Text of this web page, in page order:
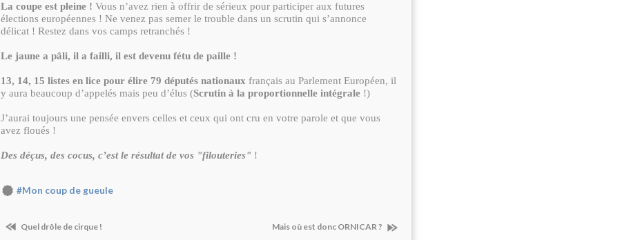
La coupe est pleine ! Vous n’avez rien à offrir de sérieux pour participer aux futures
élections européennes ! Ne venez pas semer le trouble dans un scrutin qui s’annonce
délicat ! Restez dans vos camps retranchés !
Le jaune a pâli, il a failli, il est devenu fétu de paille !
13, 14, 15 listes en lice pour élire 79 députés nationaux français au Parlement Européen, il
y aura beaucoup d’appelés mais peu d’élus (Scrutin à la proportionnelle intégrale !)
J’aurai toujours une pensée envers celles et ceux qui ont cru en votre parole et que vous
avez floués !
Des déçus, des cocus, c’est le résultat de vos "filouteries" !
#Mon coup de gueule
Quel drôle de cirque ! Mais où est donc ORNICAR ?